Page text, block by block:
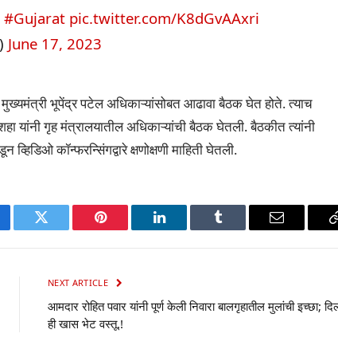
#Gujarat pic.twitter.com/K8dGvAAxri
June 17, 2023
भूपेंद्र पटेल अधिकाऱ्यांसोबत आढावा बैठक घेत होते. त्याच
यांनी गृह मंत्रालयातील अधिकाऱ्यांची बैठक घेतली. बैठकीत त्यांनी
कॉन्फरन्सिंगद्वारे क्षणोक्षणी माहिती घेतली.
Twitter Pinterest LinkedIn Tumblr Email
NEXT ARTICLE
आमदार रोहित पवार यांनी पूर्ण केली निवारा बालगृहातील मुलांची इच्छा;
ही खास भेट वस्तू.!